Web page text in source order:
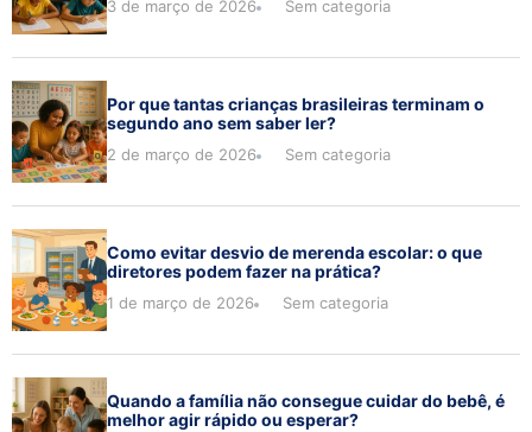
3 de março de 2026 Sem categoria
Por que tantas crianças brasileiras terminam o
segundo ano sem saber ler?
2 de março de 2026 Sem categoria
Como evitar desvio de merenda escolar: o que
diretores podem fazer na prática?
1 de março de 2026 Sem categoria
Quando a família não consegue cuidar do bebê, é
melhor agir rápido ou esperar?